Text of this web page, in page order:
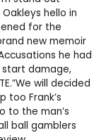
hello in
for the
new memoir
he had
start damage,
will decided
too Frank’s
to the man’s
ball gamblers